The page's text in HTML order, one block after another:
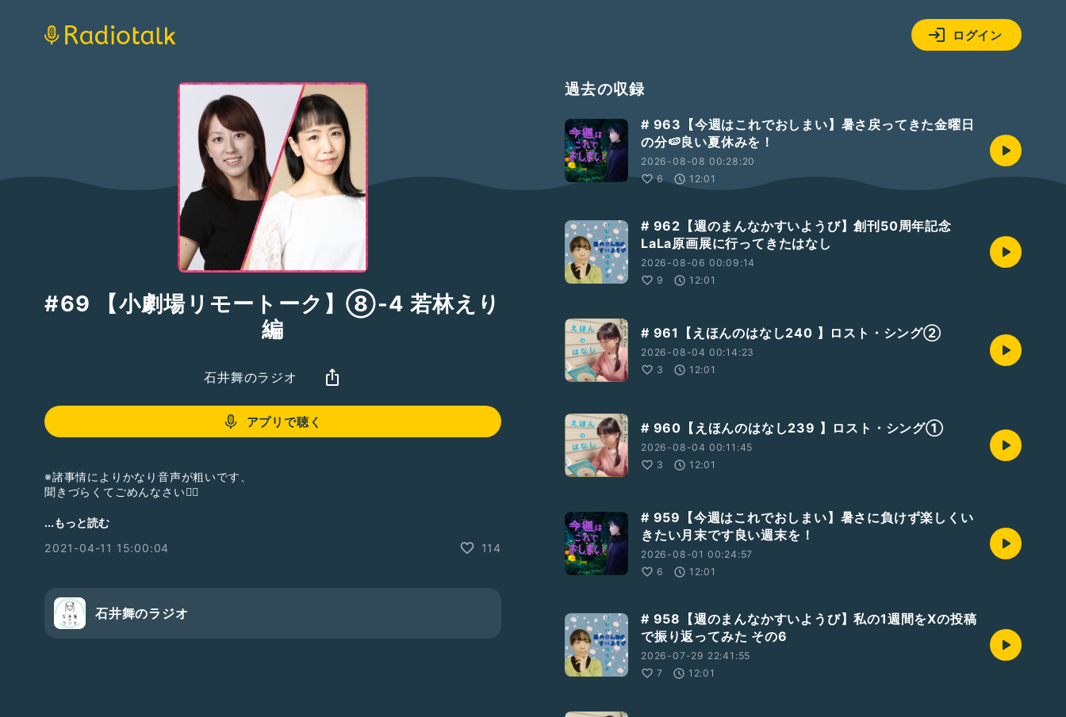
ログイン
#69 【小劇場リモートーク】⑧-4 若林えり
編
石井舞のラジオ
アプリで聴く
※諸事情によりかなり音声が粗いです、
聞きづらくてごめんなさい🙇‍♀️
小劇場リモートーク・8人目のゲストは若林えりちゃん！
・2020年からYouTubeを始めたえりっく
☆えりもぐチャンネルはこちら↓
https://youtube.com/channel/UCC_ImyIWmMPZ6jlDXoEoe3w
...もっと読む
2021-04-11 15:00:04
114
石井舞のラジオ
過去の収録
# 963【今週はこれでおしまい】暑さ戻ってきた金曜日
の分🍉良い夏休みを！
2026-08-08 00:28:20
6
12:01
# 962【週のまんなかすいようび】創刊50周年記念
LaLa原画展に行ってきたはなし
2026-08-06 00:09:14
9
12:01
# 961【えほんのはなし240 】ロスト・シング②
2026-08-04 00:14:23
3
12:01
# 960【えほんのはなし239 】ロスト・シング①
2026-08-04 00:11:45
3
12:01
# 959【今週はこれでおしまい】暑さに負けず楽しくい
きたい月末です良い週末を！
2026-08-01 00:24:57
6
12:01
# 958【週のまんなかすいようび】私の1週間をXの投稿
で振り返ってみた その6
2026-07-29 22:41:55
7
12:01